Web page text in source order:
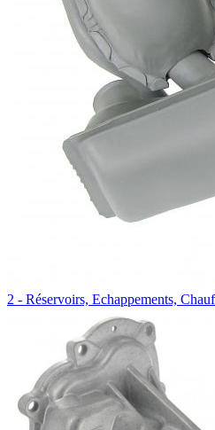
2 - Réservoirs, Echappements,